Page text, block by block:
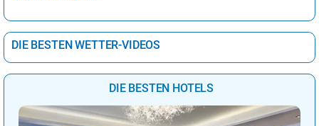
DIE BESTEN WETTER-VIDEOS
DIE BESTEN HOTELS